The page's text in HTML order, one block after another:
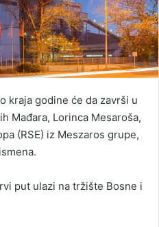
kraja godine će da završi u
Mađara, Lorinca Mesaroša,
(RSE) iz Meszaros grupe,
put ulazi na tržište Bosne i